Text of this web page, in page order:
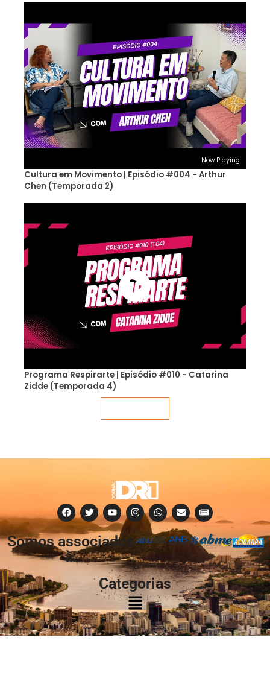
Now Playing
Cultura em Movimento | Episódio #004 - Arthur
Chen (Temporada 2)
Programa Respirarte | Episódio #010 - Catarina
Zidde (Temporada 4)
Somos associados
à:
Categorias